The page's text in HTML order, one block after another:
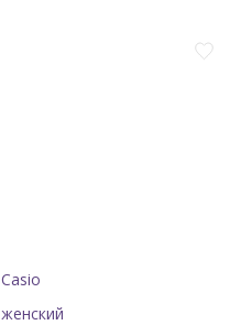
Casio
женский